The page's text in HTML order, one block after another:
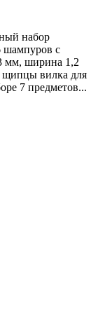
набор
шампуров с
мм, ширина 1,2
щипцы вилка для
7 предметов...